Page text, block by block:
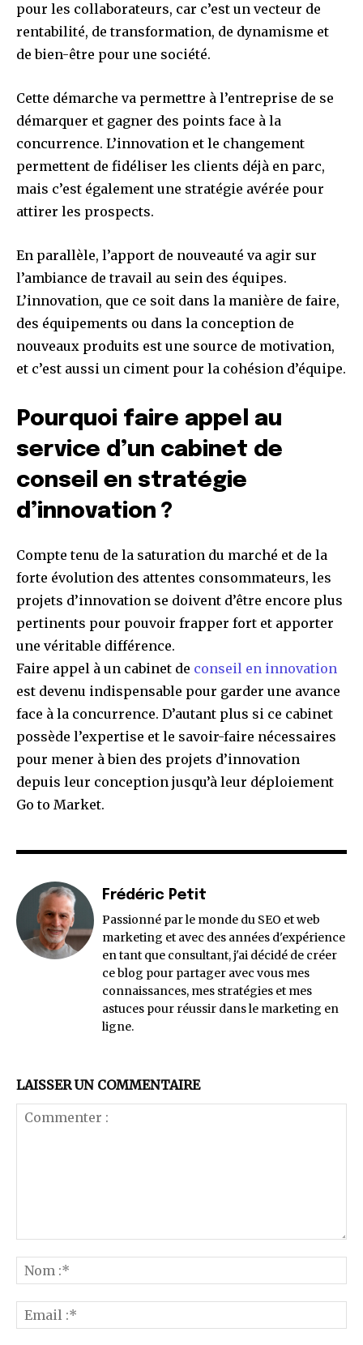
pour les collaborateurs, car c’est un vecteur de
rentabilité, de transformation, de dynamisme et
de bien-être pour une société.
Cette démarche va permettre à l’entreprise de se
démarquer et gagner des points face à la
concurrence. L’innovation et le changement
permettent de fidéliser les clients déjà en parc,
mais c’est également une stratégie avérée pour
attirer les prospects.
En parallèle, l’apport de nouveauté va agir sur
l’ambiance de travail au sein des équipes.
L’innovation, que ce soit dans la manière de faire,
des équipements ou dans la conception de
nouveaux produits est une source de motivation,
et c’est aussi un ciment pour la cohésion d’équipe.
Pourquoi faire appel au
service d’un cabinet de
conseil en stratégie
d’innovation ?
Compte tenu de la saturation du marché et de la
forte évolution des attentes consommateurs, les
projets d’innovation se doivent d’être encore plus
pertinents pour pouvoir frapper fort et apporter
une véritable différence.
Faire appel à un cabinet de conseil en innovation
est devenu indispensable pour garder une avance
face à la concurrence. D’autant plus si ce cabinet
possède l’expertise et le savoir-faire nécessaires
pour mener à bien des projets d’innovation
depuis leur conception jusqu’à leur déploiement
Go to Market.
Frédéric Petit
Passionné par le monde du SEO et web
marketing et avec des années d'expérience
en tant que consultant, j'ai décidé de créer
ce blog pour partager avec vous mes
connaissances, mes stratégies et mes
astuces pour réussir dans le marketing en
ligne.
LAISSER UN COMMENTAIRE
:*
:*